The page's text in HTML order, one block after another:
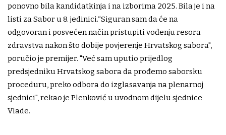
ponovno bila kandidatkinja i na izborima 2025. Bila je i na
listi za Sabor u 8. jedinici.“Siguran sam da će na
odgovoran i posvećen način pristupiti vođenju resora
zdravstva nakon što dobije povjerenje Hrvatskog sabora",
poručio je premijer. "Već sam uputio prijedlog
predsjedniku Hrvatskog sabora da prođemo saborsku
proceduru, preko odbora do izglasavanja na plenarnoj
sjednici", rekao je Plenković u uvodnom dijelu sjednice
Vlade.